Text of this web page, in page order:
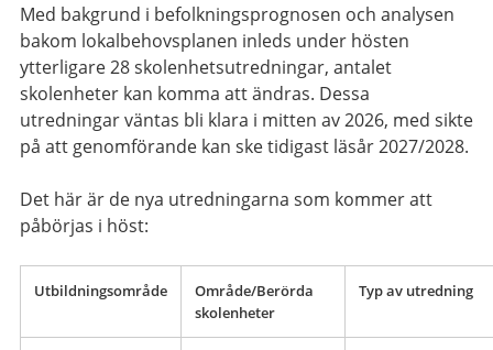
Med bakgrund i befolkningsprognosen och analysen
bakom lokalbehovsplanen inleds under hösten
ytterligare 28 skolenhetsutredningar, antalet
skolenheter kan komma att ändras. Dessa
utredningar väntas bli klara i mitten av 2026, med sikte
på att genomförande kan ske tidigast läsår 2027/2028.
Det här är de nya utredningarna som kommer att
påbörjas i höst:
Utbildningsområde
Område/Berörda
skolenheter
Typ av utredning